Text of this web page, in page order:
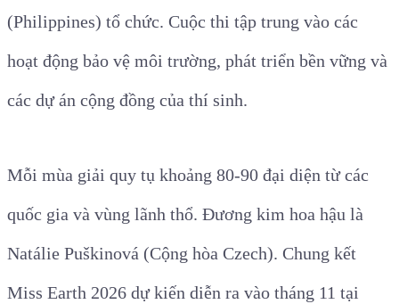
(Philippines) tổ chức. Cuộc thi tập trung vào các
hoạt động bảo vệ môi trường, phát triển bền vững và
các dự án cộng đồng của thí sinh.
Mỗi mùa giải quy tụ khoảng 80-90 đại diện từ các
quốc gia và vùng lãnh thổ. Đương kim hoa hậu là
Natálie Puškinová (Cộng hòa Czech). Chung kết
Miss Earth 2026 dự kiến diễn ra vào tháng 11 tại